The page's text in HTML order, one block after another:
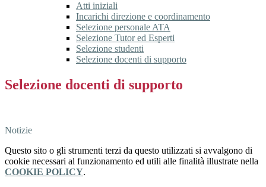
Atti iniziali
Incarichi direzione e coordinamento
Selezione personale ATA
Selezione Tutor ed Esperti
Selezione studenti
Selezione docenti di supporto
Selezione docenti di supporto
Notizie
Questo sito o gli strumenti terzi da questo utilizzati si avvalgono di
cookie necessari al funzionamento ed utili alle finalità illustrate nella
COOKIE POLICY.